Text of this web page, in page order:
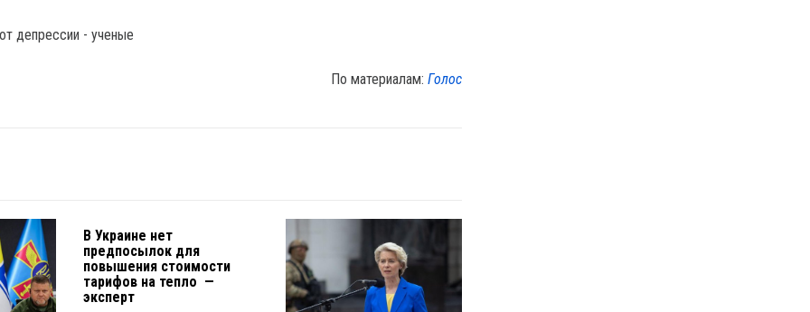
По материалам:Голос
В Украине нет
предпосылок для
повышения стоимости
тарифов на тепло —
эксперт